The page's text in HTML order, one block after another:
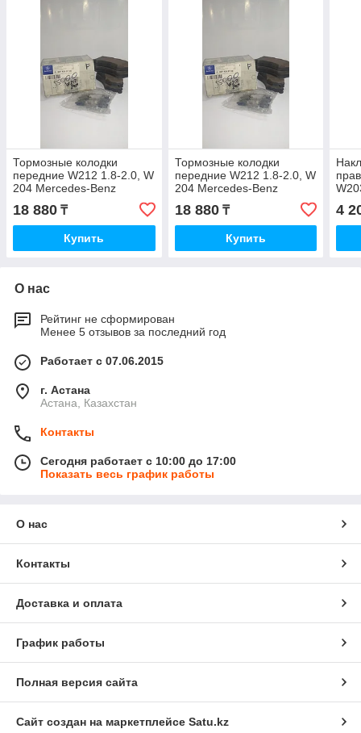
Тормозные колодки
передние W212 1.8-2.0, W
204 Mercedes-Benz
18 880 ₸
Купить
Тормозные колодки
передние W212 1.8-2.0, W
204 Mercedes-Benz
18 880₸
Купить
4
О нас
Рейтинг не сформирован
Менее 5 отзывов за последний год
Работает с 07.06.2015
г. Астана
Астана, Казахстан
Контакты
Сегодня работает с 10:00 до 17:00
Показать весь график работы
О нас
Контакты
Доставка и оплата
График работы
Полная версия сайта
Сайт создан на маркетплейсе Satu.kz